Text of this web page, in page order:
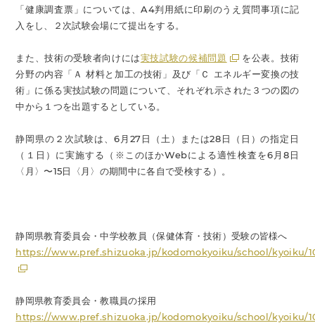
「健康調査票」については、A4判用紙に印刷のうえ質問事項に記
入をし、２次試験会場にて提出をする。
また、技術の受験者向けには実技試験の候補問題
を公表。技術
分野の内容「Ａ 材料と加工の技術」及び「Ｃ エネルギー変換の技
術」に係る実技試験の問題について、それぞれ示された３つの図の
中から１つを出題するとしている。
静岡県の２次試験は、6月27日（土）または28日（日）の指定日
（１日）に実施する（※このほかWebによる適性検査を6月8日
〈月〉〜15日〈月〉の期間中に各自で受検する）。
静岡県教育委員会・中学校教員（保健体育・技術）受験の皆様へ
https://www.pref.shizuoka.jp/kodomokyoiku/school/kyoiku/
静岡県教育委員会・教職員の採用
https://www.pref.shizuoka.jp/kodomokyoiku/school/kyoiku/